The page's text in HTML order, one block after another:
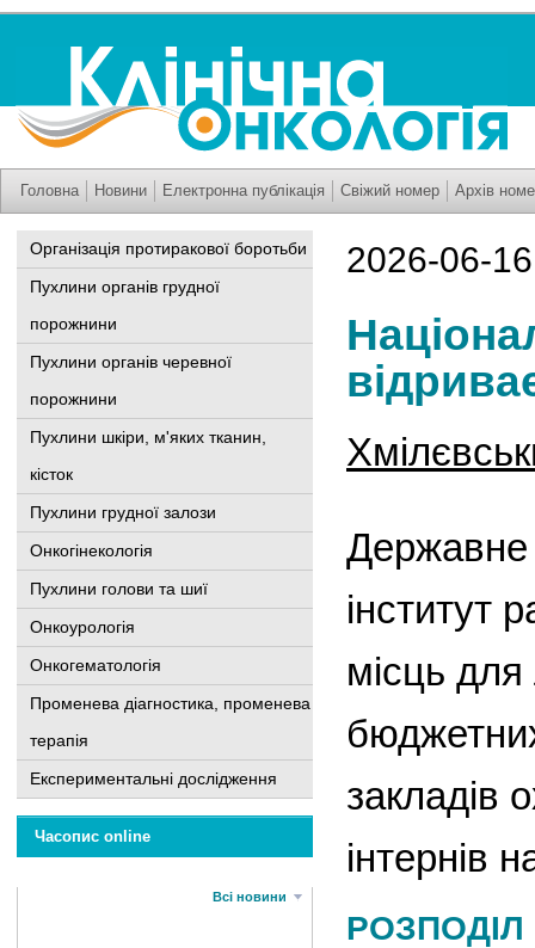
Головна Новини Електронна публікація Свіжий номер Архів
Організація протиракової боротьби
Пухлини органів грудної
порожнини
Пухлини органів черевної
порожнини
Пухлини шкіри, м'яких тканин,
кісток
Пухлини грудної залози
Онкогінекологія
Пухлини голови та шиї
Онкоурологія
Онкогематологія
Променева діагностика, променева
терапія
Експериментальні дослідження
Часопис online
Всі новини
2026-06-
Державне
інститут
місць для
закладів
інтернів
РОЗПОДІЛ